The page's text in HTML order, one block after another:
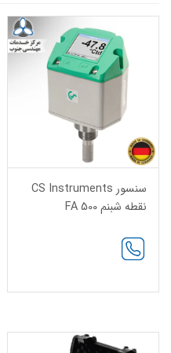
سنسور CS Instruments
نقطه شبنم FA 500